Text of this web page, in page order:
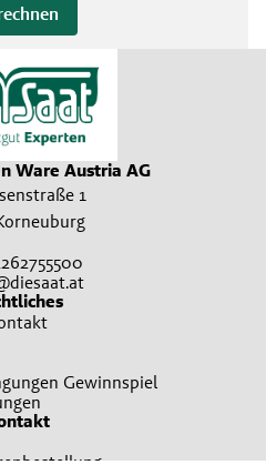
Ware Austria AG
1
Gewinnspiel